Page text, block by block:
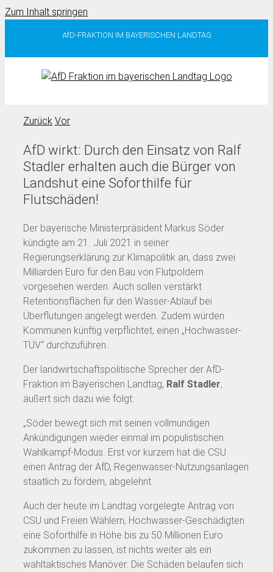
Zum Inhalt springen
AfD-FRAKTION IM BAYERISCHEN LANDTAG
Zurück Vor
AfD wirkt: Durch den Einsatz von Ralf
Stadler erhalten auch die Bürger von
Landshut eine Soforthilfe für
Flutschäden!
Der bayerische Ministerpräsident Markus Söder
kündigte am 21. Juli 2021 in seiner
Regierungserklärung zur Klimapolitik an, dass zwei
Milliarden Euro für den Bau von Flutpoldern
vorgesehen werden. Auch sollen verstärkt
Retentionsflächen für den Wasser-Ablauf bei
Überflutungen angelegt werden. Zudem würden
Kommunen künftig verpflichtet, einen „Hochwasser-
TÜV“ durchzuführen.
Der landwirtschaftspolitische Sprecher der AfD-
Fraktion im Bayerischen Landtag, Ralf Stadler,
äußert sich dazu wie folgt:
„Söder bewegt sich mit seinen vollmundigen
Ankündigungen wieder einmal im populistischen
Wahlkampf-Modus. Erst vor kurzem hat die CSU
einen Antrag der AfD, Regenwasser-Nutzungsanlagen
staatlich zu fördern, abgelehnt.
Auch der heute im Landtag vorgelegte Antrag von
CSU und Freien Wählern, Hochwasser-Geschädigten
eine Soforthilfe in Höhe bis zu 50 Millionen Euro
zukommen zu lassen, ist nichts weiter als ein
wahltaktisches Manöver. Die Schäden belaufen sich